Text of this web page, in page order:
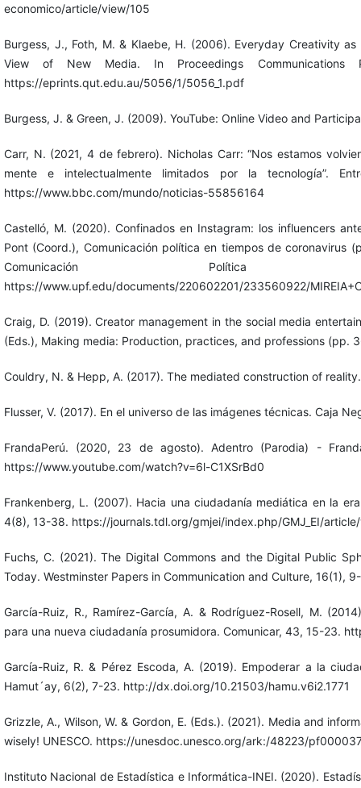
economico/article/view/105
Burgess, J., Foth, M. & Klaebe, H. (2006). Everyday Creativity
View of New Media. In Proceedings Communications
https://eprints.qut.edu.au/5056/1/5056_1.pdf
Burgess, J. & Green, J. (2009). YouTube: Online Video and
Carr, N. (2021, 4 de febrero). Nicholas Carr: “Nos estamos
mente e intelectualmente limitados por la tecnología”.
https://www.bbc.com/mundo/noticias-55856164
Castelló, M. (2020). Confinados en Instagram: los influencers
Pont (Coord.), Comunicación política en tiempos de coronavirus
Comunicación Política
https://www.upf.edu/documents/220602201/233560922/
Craig, D. (2019). Creator management in the social media
(Eds.), Making media: Production, practices, and professions (pp.
Couldry, N. & Hepp, A. (2017). The mediated construction of
Flusser, V. (2017). En el universo de las imágenes técnicas. Caja
FrandaPerú. (2020, 23 de agosto). Adentro (Parodia) -
https://www.youtube.com/watch?v=6l-C1XSrBd0
Frankenberg, L. (2007). Hacia una ciudadanía mediática en la
4(8), 13-38. https://journals.tdl.org/gmjei/index.php/GMJ_EI/
Fuchs, C. (2021). The Digital Commons and the Digital Public
Today. Westminster Papers in Communication and Culture, 16(1),
García-Ruiz, R., Ramírez-García, A. & Rodríguez-Rosell, M.
para una nueva ciudadanía prosumidora. Comunicar, 43, 15-23.
García-Ruiz, R. & Pérez Escoda, A. (2019). Empoderar a la
Hamut´ay, 6(2), 7-23. http://dx.doi.org/10.21503/hamu.v6i2.1771
Grizzle, A., Wilson, W. & Gordon, E. (Eds.). (2021). Media and
wisely! UNESCO. https://unesdoc.unesco.org/ark:/48223/
Instituto Nacional de Estadística e Informática-INEI. (2020).